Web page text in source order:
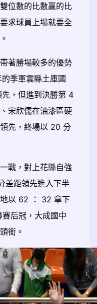
位數的比數贏的比
求球員上場就要全
著勝場較多的優勢
季軍雲縣土庫國
，但進到決勝第 4
宋欣儒在油漆區硬
先，終場以 20 分
戰，對上花縣自強
差距領先進入下半
以 62 ： 32 拿下
后冠，大成國中
銜。